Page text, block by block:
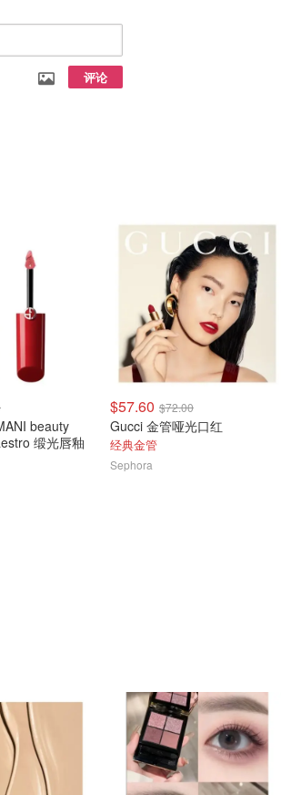
评论
beauty
缎光唇釉
$57.60 $72.00
Gucci 金管哑光口红
经典金管
Sephora